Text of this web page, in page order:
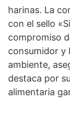
harinas. La
con el sello
compromiso
consumidor y
ambiente,
destaca por
alimentaria